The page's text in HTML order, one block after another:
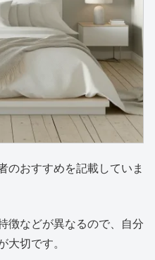
のおすすめを記載していま
徴などが異なるので、自分
大切です。